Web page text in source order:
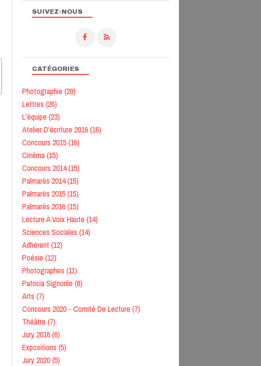
SUIVEZ-NOUS
CATÉGORIES
Photographie (29)
Lettres (26)
L'équipe (23)
Atelier D'écriture 2016(16)
Concours 2015(16)
Cinéma(15)
Concours 2014(15)
Palmarès 2014(15)
Palmarès 2015(15)
Palmarès 2016(15)
Lecture À Voix Haute (14)
Sciences Sociales (14)
Adhérent (12)
Poésie (12)
Photographes (11)
Patricia Signorile (8)
Arts (7)
Concours 2020 - Comité De Lecture (7)
Théâtre (7)
Jury 2016(6)
Expositions (5)
Jury 2020(5)